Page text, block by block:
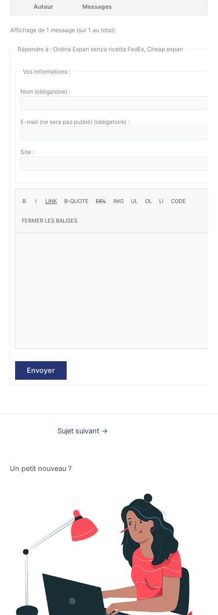
Auteur Messages
Affichage de 1 message (sur 1 au total)
Répondre à : Ordina Expan senza ricetta FedEx, Cheap expan
Vos informations :
Nom (obligatoire) :
E-mail (ne sera pas publié) (obligatoire) :
Site :
Envoyer
Sujet suivant →
Un petit nouveau ?